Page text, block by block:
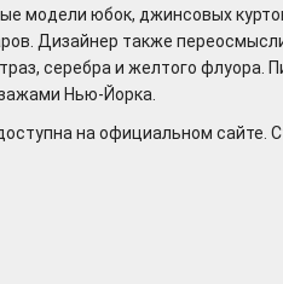
модели юбок, джинсовых
Дизайнер также
серебра и желтого флуора.
Нью-Йорка.
на официальном сайте.